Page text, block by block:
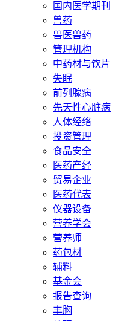
国内医学期刊
兽药
兽医兽药
管理机构
中药材与饮片
失眠
前列腺病
先天性心脏病
人体经络
投资管理
食品安全
医药产经
贸易企业
医药代表
仪器设备
营养学会
营养师
药包材
辅料
基金会
报告查询
丰胸